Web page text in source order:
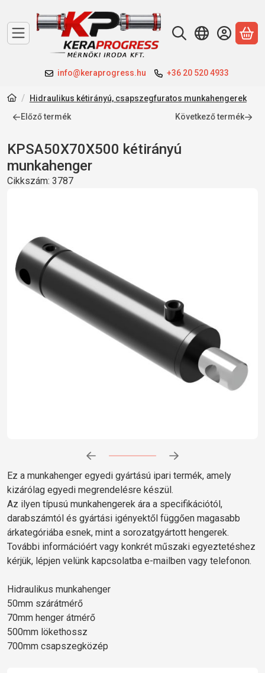
info@keraprogress.hu +36 20 520 4933
A
Hidraulikus kétirányú, csapszegfuratos munkahengerek
Előző termék
Következő termék
KPSA50X70X500 kétirányú
munkahenger
Cikkszám: 3787
Ez a munkahenger egyedi gyártású ipari termék, amely
kizárólag egyedi megrendelésre készül.
Az ilyen típusú munkahengerek ára a specifikációtól,
darabszámtól és gyártási igényektől függően magasabb
árkategóriába esnek, mint a sorozatgyártott hengerek.
További információért vagy konkrét műszaki egyeztetéshez
kérjük, lépjen velünk kapcsolatba e-mailben vagy telefonon.
Hidraulikus munkahenger
50mm szárátmérő
70mm henger átmérő
500mm lökethossz
700mm csapszegközép